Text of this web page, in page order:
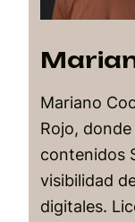
Mariano
Rojo,
contenidos
visibilidad
digitales.